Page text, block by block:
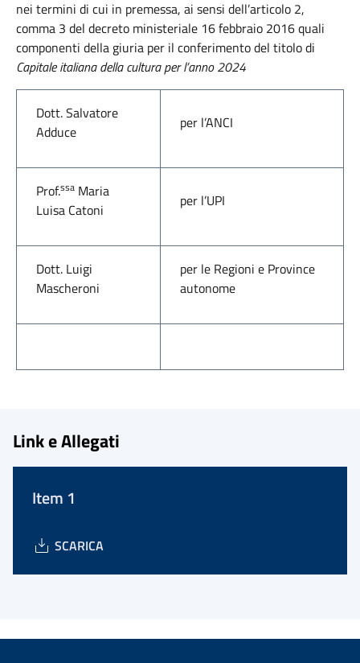
nei termini di cui in premessa, ai sensi dell’articolo 2,
comma 3 del decreto ministeriale 16 febbraio 2016 quali
componenti della giuria per il conferimento del titolo di
Capitale italiana della cultura per l’anno 2024
Dott. Salvatore
Adduce
per l’ANCI
Prof.ssa Maria
Luisa Catoni
per l’UPI
Dott. Luigi
Mascheroni
per le Regioni e Province
autonome
Link e Allegati
Item 1
SCARICA